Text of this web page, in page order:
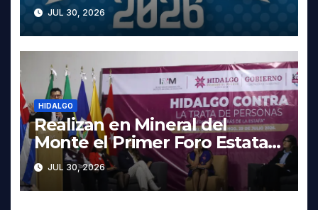
cartelera completa, las fechas
y los precios
JUL 30, 2026
HIDALGO
Realizan en Mineral del
Monte el Primer Foro Estatal
contra la Trata de Personas
JUL 30, 2026